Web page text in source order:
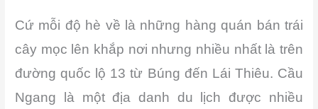
Cứ mỗi độ hè về là những hàng quán bán trái
cây mọc lên khắp nơi nhưng nhiều nhất là trên
đường quốc lộ 13 từ Búng đến Lái Thiêu. Cầu
Ngang là một địa danh du lịch được nhiều